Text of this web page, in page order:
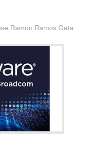
Ramon Ramos Gata